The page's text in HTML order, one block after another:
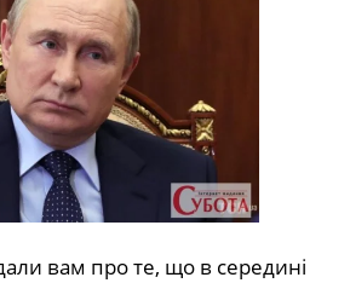
вам про те, що в середині